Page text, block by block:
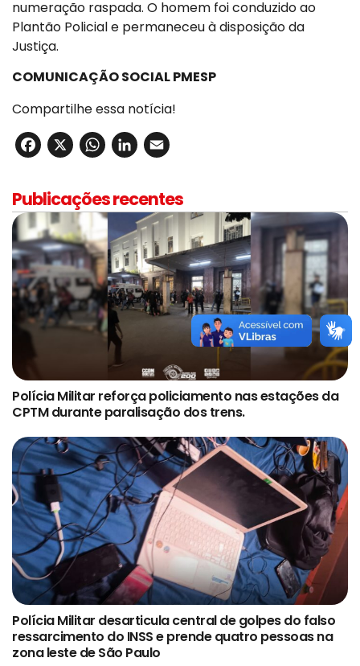
numeração raspada. O homem foi conduzido ao
Plantão Policial e permaneceu à disposição da
Justiça.
COMUNICAÇÃO SOCIAL PMESP
Compartilhe essa notícia!
Facebook
X WhatsApp
LinkedIn
Publicações recentes
Polícia Militar reforça policiamento nas estações da
CPTM durante paralisação dos trens.
Polícia Militar desarticula central de golpes do falso
ressarcimento do INSS e prende quatro pessoas na
zona leste de São Paulo